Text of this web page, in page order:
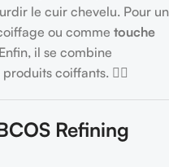
le cuir chevelu. Pour un
ou comme touche
il se combine
coiffants. 💆‍♀️
Refining